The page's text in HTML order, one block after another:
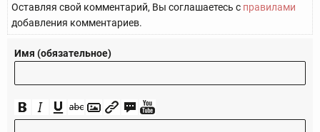
Оставляя свой комментарий, Вы соглашаетесь с правилами
добавления комментариев.
Имя (обязательное)